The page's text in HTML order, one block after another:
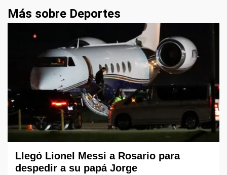
Más sobre Deportes
Llegó Lionel Messi a Rosario para
despedir a su papá Jorge